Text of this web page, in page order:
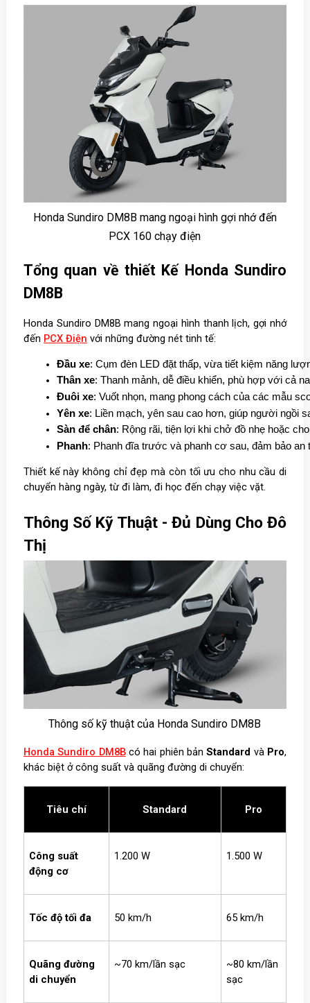
Honda Sundiro DM8B mang ngoại hình gợi nhớ đến
PCX 160 chạy điện
Tổng quan về thiết Kế Honda Sundiro
DM8B
Honda Sundiro DM8B mang ngoại hình thanh lịch, gợi nhớ
đến PCX Điện với những đường nét tinh tế:
Đầu xe: Cụm đèn LED đặt thấp, vừa tiết kiệm năng
Thân xe: Thanh mảnh, dễ điều khiển, phù hợp với cả
Đuôi xe: Vuốt nhọn, mang phong cách của các mẫu
Yên xe: Liền mạch, yên sau cao hơn, giúp người ngồi
Sàn để chân: Rộng rãi, tiện lợi khi chở đồ nhẹ hoặc
Phanh: Phanh đĩa trước và phanh cơ sau, đảm bảo an
Thiết kế này không chỉ đẹp mà còn tối ưu cho nhu cầu di
chuyển hàng ngày, từ đi làm, đi học đến chạy việc vặt.
Thông Số Kỹ Thuật - Đủ Dùng Cho Đô
Thị
Thông số kỹ thuật của Honda Sundiro DM8B
Honda Sundiro DM8Bcó hai phiên bảnStandard và Pro,
khác biệt ở công suất và quãng đường di chuyển:
Tiêu chí Standard Pro
Công suất
động cơ
1.200 W 1.500 W
Tốc độ tối đa 50 km/h 65 km/h
Quãng đường
di chuyển
~70 km/lần sạc
~80 km/lần
sạc